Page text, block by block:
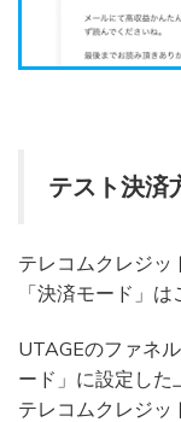
テスト決済
テレコムクレジッ
「決済モード」は
UTAGEのファネ
ード」に設定した
テレコムクレジッ